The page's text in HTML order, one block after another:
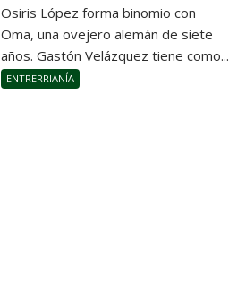
Osiris López forma binomio con
Oma, una ovejero alemán de siete
años. Gastón Velázquez tiene como...
ENTRERRIANÍA